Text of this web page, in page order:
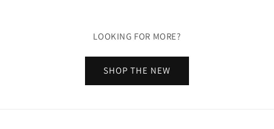
LOOKING FOR MORE?
SHOP THE NEW